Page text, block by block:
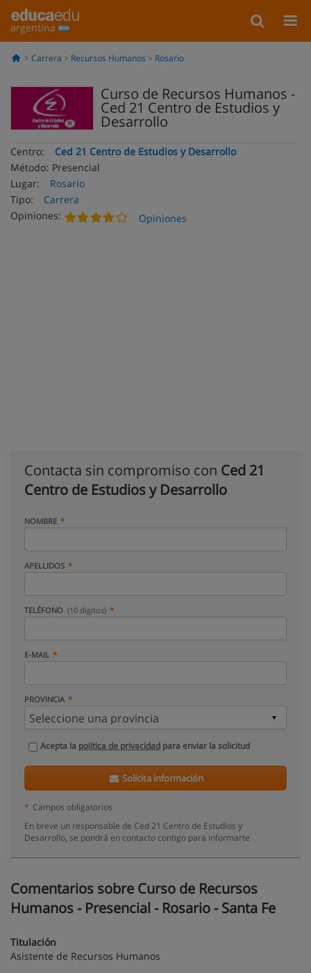
argentina
Carrera Recursos Humanos Rosario
Curso de Recursos Humanos -
Ced 21 Centro de Estudios y
Desarrollo
Centro:
Ced 21 Centro de Estudios y Desarrollo
Método: Presencial
Lugar:
Rosario
Tipo:
Carrera
Opiniones:
Opiniones
Contacta sin compromiso con Ced 21
Centro de Estudios y Desarrollo
NOMBRE
APELLIDOS
TELÉFONO (10 dígitos)
E-MAIL
PROVINCIA
Acepta la política de privacidad para enviar la solicitud
Solicita información
* Campos obligatorios
En breve un responsable de Ced 21 Centro de Estudios y
Desarrollo, se pondrá en contacto contigo para informarte
Comentarios sobre Curso de Recursos
Humanos - Presencial - Rosario - Santa Fe
Titulación
Asistente de Recursos Humanos